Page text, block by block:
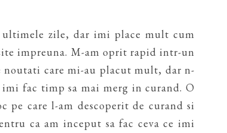
zile, dar imi place mult cum
impreuna. M-am oprit rapid intr-un
noutati care mi-au placut mult, dar n-
fac timp sa mai merg in curand. O
pe care l-am descoperit de curand si
ca am inceput sa fac ceva ce imi